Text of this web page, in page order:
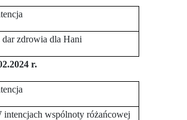
dar zdrowia dla Hani
r.
intencjach wspólnoty różańcowej